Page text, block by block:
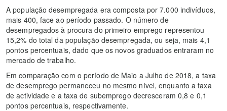
A população desempregada era composta por 7.000 indivíduos,
mais 400, face ao período passado. O número de
desempregados à procura do primeiro emprego representou
15,2% do total da população desempregada, ou seja, mais 4,1
pontos percentuais, dado que os novos graduados entraram no
mercado de trabalho.
Em comparação com o período de Maio a Julho de 2018, a taxa
de desemprego permaneceu no mesmo nível, enquanto a taxa
de actividade e a taxa de subemprego decresceram 0,8 e 0,1
pontos percentuais, respectivamente.